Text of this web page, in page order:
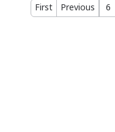
First Previous 6